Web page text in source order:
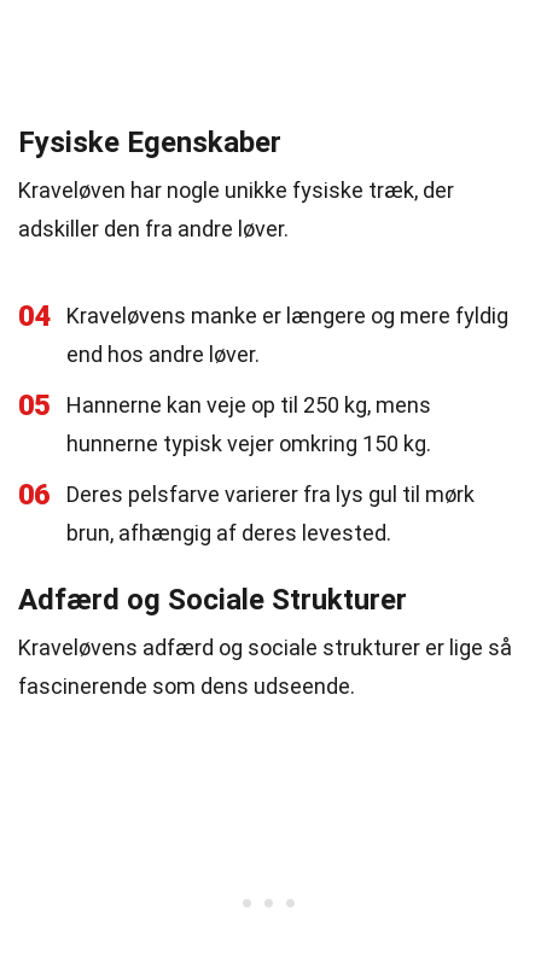
Fysiske Egenskaber
Kraveløven har nogle unikke fysiske træk, der
adskiller den fra andre løver.
04
Kraveløvens manke er længere og mere fyldig
end hos andre løver.
05
Hannerne kan veje op til 250 kg, mens
hunnerne typisk vejer omkring 150 kg.
06
Deres pelsfarve varierer fra lys gul til mørk
brun, afhængig af deres levested.
Adfærd og Sociale Strukturer
Kraveløvens adfærd og sociale strukturer er lige så
fascinerende som dens udseende.